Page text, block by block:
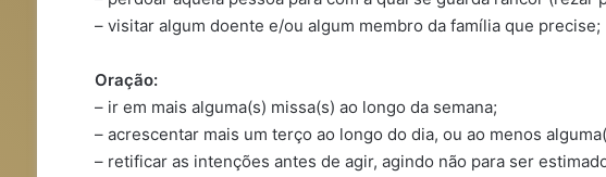
– visitar algum doente e/ou algum membro da família que precise;
Oração:
– ir em mais alguma(s) missa(s) ao longo da semana;
– acrescentar mais um terço ao longo do dia, ou ao menos
– retificar as intenções antes de agir, agindo não para ser